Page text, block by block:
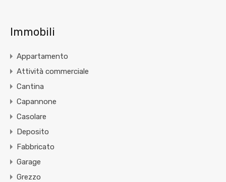
Immobili
Appartamento
Attività commerciale
Cantina
Capannone
Casolare
Deposito
Fabbricato
Garage
Grezzo